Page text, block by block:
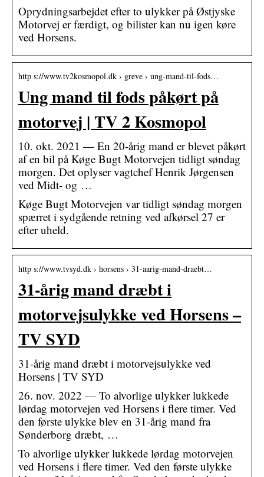
Oprydningsarbejdet efter to ulykker på Østjyske
Motorvej er færdigt, og bilister kan nu igen køre
ved Horsens.
http s://www.tv2kosmopol.dk › greve › ung-mand-til-fods…
Ung mand til fods påkørt på
motorvej | TV 2 Kosmopol
10. okt. 2021 — En 20-årig mand er blevet påkørt
af en bil på Køge Bugt Motorvejen tidligt søndag
morgen. Det oplyser vagtchef Henrik Jørgensen
ved Midt- og …
Køge Bugt Motorvejen var tidligt søndag morgen
spærret i sydgående retning ved afkørsel 27 er
efter uheld.
http s://www.tvsyd.dk › horsens › 31-aarig-mand-draebt…
31-årig mand dræbt i
motorvejsulykke ved Horsens –
TV SYD
31-årig mand dræbt i motorvejsulykke ved
Horsens | TV SYD
26. nov. 2022 — To alvorlige ulykker lukkede
lørdag motorvejen ved Horsens i flere timer. Ved
den første ulykke blev en 31-årig mand fra
Sønderborg dræbt, …
To alvorlige ulykker lukkede lørdag motorvejen
ved Horsens i flere timer. Ved den første ulykke